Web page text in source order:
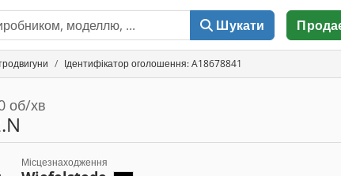
Шукати
Ідентифікатор оголошення: A18678841
об/хв
Місцезнаходження